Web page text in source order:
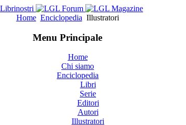
Home Enciclopedia Illustratori
Menu Principale
Home
Chi siamo
Enciclopedia
Libri
Serie
Editori
Autori
Illustratori